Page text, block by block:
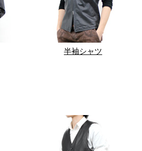
半袖シャツ